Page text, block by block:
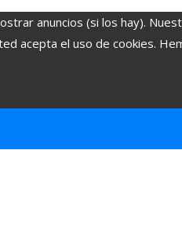
anuncios (si los hay).
acepta el uso de cookies.